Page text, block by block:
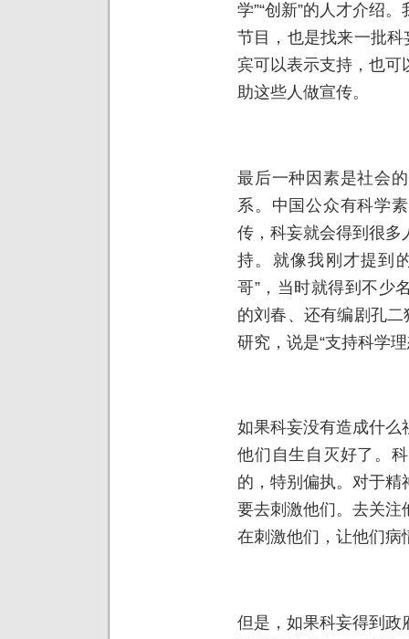
学”“创新”的人才介绍
节目，也是找来一批科
宾可以表示支持，也
助这些人做宣传。
最后一种因素是社会
系。中国公众有科学
传，科妄就会得到很多
持。就像我刚才提到
哥”，当时就得到不少
的刘春、还有编剧孔二
研究，说是“支持科学理
如果科妄没有造成什么
他们自生自灭好了。
的，特别偏执。对于
要去刺激他们。去关注
在刺激他们，让他们病
但是，如果科妄得到政